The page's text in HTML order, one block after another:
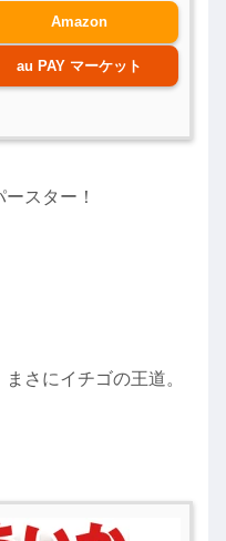
Amazon
au PAY マーケット
スター！
さにイチゴの王道。